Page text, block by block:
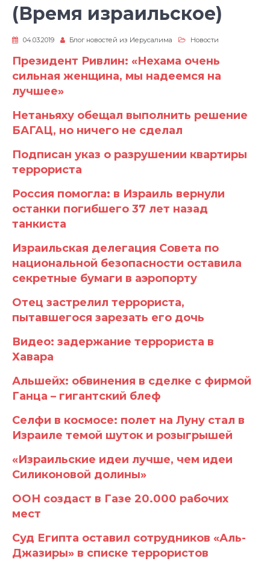
(Время израильское)
04.03.2019 Блог новостей из Иерусалима Новости
Президент Ривлин: «Нехама очень
сильная женщина, мы надеемся на
лучшее»
Нетаньяху обещал выполнить решение
БАГАЦ, но ничего не сделал
Подписан указ о разрушении квартиры
террориста
Россия помогла: в Израиль вернули
останки погибшего 37 лет назад
танкиста
Израильская делегация Совета по
национальной безопасности оставила
секретные бумаги в аэропорту
Отец застрелил террориста,
пытавшегося зарезать его дочь
Видео: задержание террориста в
Хавара
Альшейх: обвинения в сделке с фирмой
Ганца – гигантский блеф
Селфи в космосе: полет на Луну стал в
Израиле темой шуток и розыгрышей
«Израильские идеи лучше, чем идеи
Силиконовой долины»
ООН создаст в Газе 20.000 рабочих
мест
Суд Египта оставил сотрудников «Аль-
Джазиры» в списке террористов